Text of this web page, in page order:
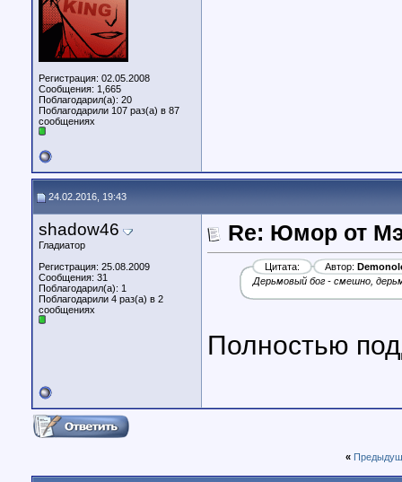
Регистрация: 02.05.2008
Сообщения: 1,665
Поблагодарил(а): 20
Поблагодарили 107 раз(а) в 87
сообщениях
24.02.2016, 19:43
shadow46
Гладиатор
Регистрация: 25.08.2009
Сообщения: 31
Поблагодарил(а): 1
Поблагодарили 4 раз(а) в 2
сообщениях
Re: Юмор от
Цитата: Автор:
Дерьмовый бог - смешно,
Полностью
«